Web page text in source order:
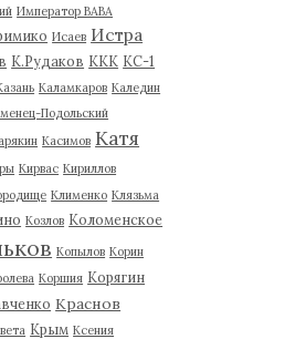
Император ВАВА
Исаев Истра
К.Рудаков ККК КС-1
Каламкаров Каледин
Подольский
Касимов Катя
Кирвас Кириллов
Клименко Клязьма
Козлов Коломенское
Копылов Корин
Коршия Корягин
Краснов
Крым Ксения